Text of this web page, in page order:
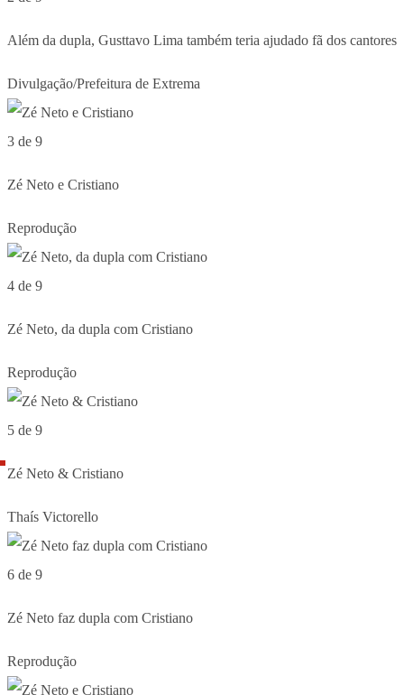
Além da dupla, Gusttavo Lima também teria ajudado fã dos cantores
Divulgação/Prefeitura de Extrema
3 de 9
Zé Neto e Cristiano
Reprodução
4 de 9
Zé Neto, da dupla com Cristiano
Reprodução
5 de 9
Zé Neto & Cristiano
Thaís Victorello
6 de 9
Zé Neto faz dupla com Cristiano
Reprodução